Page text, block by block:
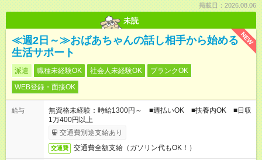
掲載日：2026.08.06
未読
NEW
≪週2日～≫おばあちゃんの話し相手から始める
生活サポート
派遣 職種未経験OK 社会人未経験OK
ブランクOK
WEB登録・面接OK
給与
無資格未経験：時給1300円～ ■週払いOK ■扶養内OK ■日収
1万400円以上
交通費別途支給あり
交通費 交通費全額支給（ガソリン代もOK！）